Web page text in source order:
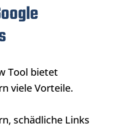
Tool bietet
viele Vorteile.
schädliche Links